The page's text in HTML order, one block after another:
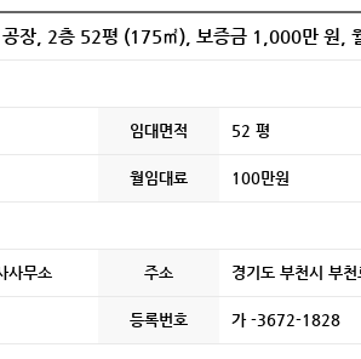
장, 2층 52평 (175㎡), 보증금 1,000만 원,
임대면적 52 평
월임대료 100만원
사무소 주소 경기도 부천시 부
등록번호 가 -3672-1828